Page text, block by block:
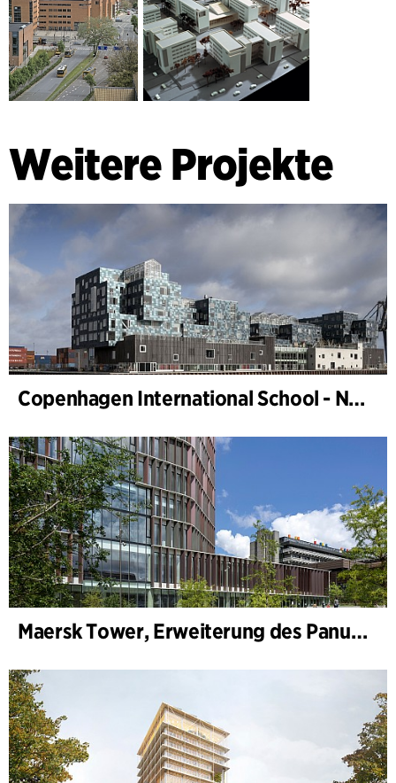
Weitere Projekte
Copenhagen International School - Nordhavn
Maersk Tower, Erweiterung des Panum-Komplexes